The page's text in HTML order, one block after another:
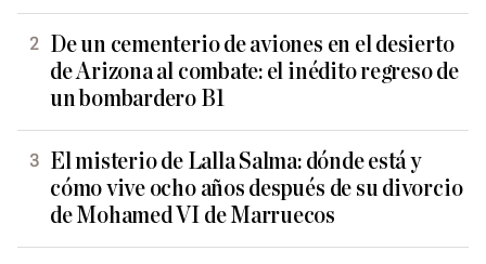
De un cementerio de aviones en el desierto
de Arizona al combate: el inédito regreso de
un bombardero B1
El misterio de Lalla Salma: dónde está y
cómo vive ocho años después de su divorcio
de Mohamed VI de Marruecos